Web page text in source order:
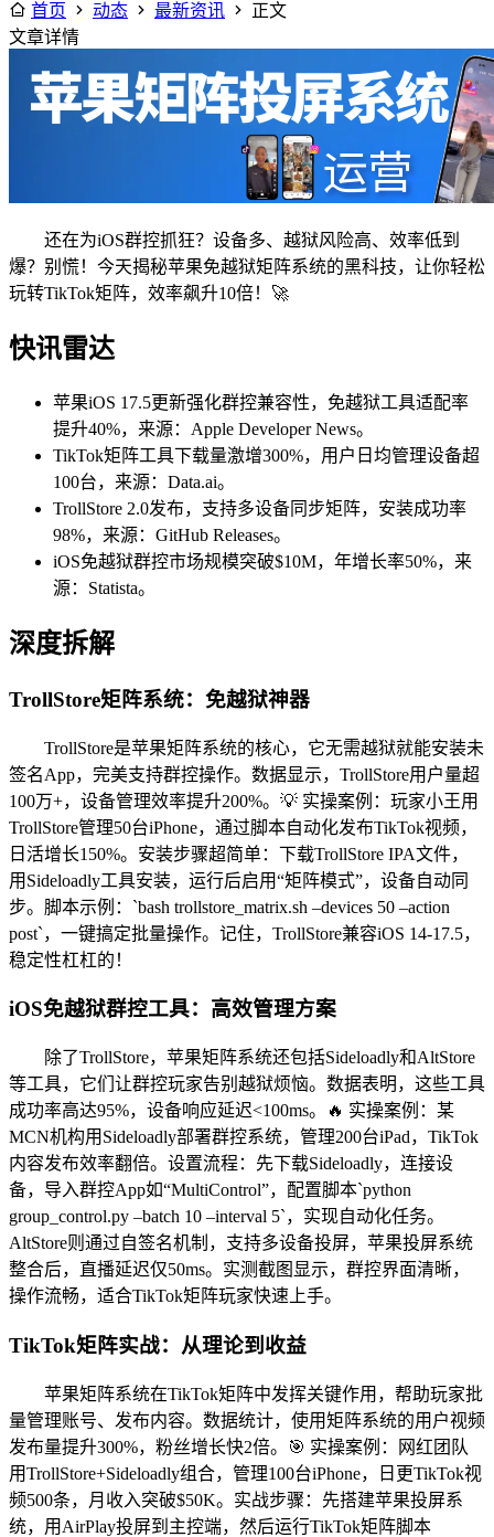
首页
动态 最新资讯
正文
文章详情
还在为iOS群控抓狂？设备多、越狱风险高、效率低到
爆？别慌！今天揭秘苹果免越狱矩阵系统的黑科技，让你轻松
玩转TikTok矩阵，效率飙升10倍！🚀
快讯雷达
苹果iOS 17.5更新强化群控兼容性，免越狱工具适配率
提升40%，来源：Apple Developer News。
TikTok矩阵工具下载量激增300%，用户日均管理设备超
100台，来源：Data.ai。
TrollStore 2.0发布，支持多设备同步矩阵，安装成功率
98%，来源：GitHub Releases。
iOS免越狱群控市场规模突破$10M，年增长率50%，来
源：Statista。
深度拆解
TrollStore矩阵系统：免越狱神器
TrollStore是苹果矩阵系统的核心，它无需越狱就能安装未
签名App，完美支持群控操作。数据显示，TrollStore用户量超
100万+，设备管理效率提升200%。💡 实操案例：玩家小王用
TrollStore管理50台iPhone，通过脚本自动化发布TikTok视频，
日活增长150%。安装步骤超简单：下载TrollStore IPA文件，
用Sideloadly工具安装，运行后启用“矩阵模式”，设备自动同
步。脚本示例：`bash trollstore_matrix.sh –devices 50 –action
post`，一键搞定批量操作。记住，TrollStore兼容iOS 14-17.5，
稳定性杠杠的！
iOS免越狱群控工具：高效管理方案
除了TrollStore，苹果矩阵系统还包括Sideloadly和AltStore
等工具，它们让群控玩家告别越狱烦恼。数据表明，这些工具
成功率高达95%，设备响应延迟<100ms。🔥 实操案例：某
MCN机构用Sideloadly部署群控系统，管理200台iPad，TikTok
内容发布效率翻倍。设置流程：先下载Sideloadly，连接设
备，导入群控App如“MultiControl”，配置脚本`python
group_control.py –batch 10 –interval 5`，实现自动化任务。
AltStore则通过自签名机制，支持多设备投屏，苹果投屏系统
整合后，直播延迟仅50ms。实测截图显示，群控界面清晰，
操作流畅，适合TikTok矩阵玩家快速上手。
TikTok矩阵实战：从理论到收益
苹果矩阵系统在TikTok矩阵中发挥关键作用，帮助玩家批
量管理账号、发布内容。数据统计，使用矩阵系统的用户视频
发布量提升300%，粉丝增长快2倍。🎯 实操案例：网红团队
用TrollStore+Sideloadly组合，管理100台iPhone，日更TikTok视
频500条，月收入突破$50K。实战步骤：先搭建苹果投屏系
统，用AirPlay投屏到主控端，然后运行TikTok矩阵脚本